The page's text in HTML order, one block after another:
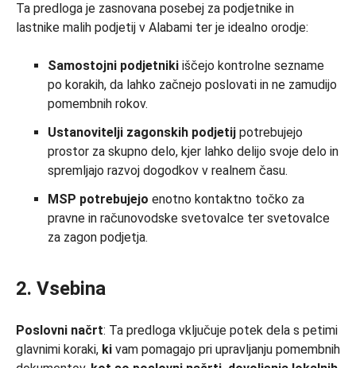
Ta predloga je zasnovana posebej za podjetnike in
lastnike malih podjetij v Alabami ter je idealno orodje:
Samostojni podjetniki iščejo kontrolne sezname
po korakih, da lahko začnejo poslovati in ne zamudijo
pomembnih rokov.
Ustanovitelji zagonskih podjetij potrebujejo
prostor za skupno delo, kjer lahko delijo svoje delo in
spremljajo razvoj dogodkov v realnem času.
MSP potrebujejo enotno kontaktno točko za
pravne in računovodske svetovalce ter svetovalce
za zagon podjetja.
2. Vsebina
Poslovni načrt: Ta predloga vključuje potek dela s petimi
glavnimi koraki, ki vam pomagajo pri upravljanju pomembnih